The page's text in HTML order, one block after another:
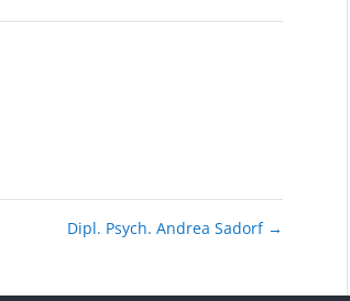
Dipl. Psych. Andrea Sadorf →